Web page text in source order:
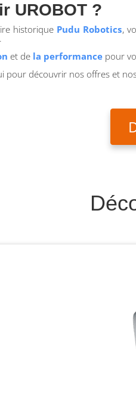
UROBOT ?
historique Pudu Robotics,
et de la performance pour
pour découvrir nos offres et